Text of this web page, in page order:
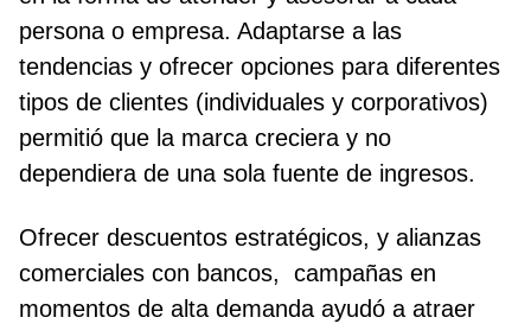
persona o empresa. Adaptarse a las
tendencias y ofrecer opciones para diferentes
tipos de clientes (individuales y corporativos)
permitió que la marca creciera y no
dependiera de una sola fuente de ingresos.
Ofrecer descuentos estratégicos, y alianzas
comerciales con bancos, campañas en
momentos de alta demanda ayudó a atraer